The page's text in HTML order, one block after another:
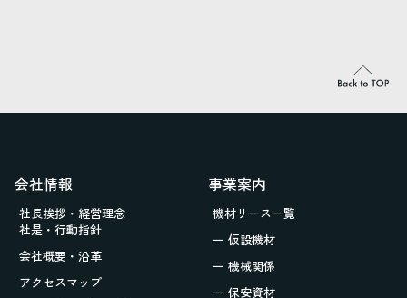
会社情報
社長挨拶・経営理念
社是・行動指針
会社概要・沿革
アクセスマップ
事業案内
機材リース一覧
ー 仮設機材
ー 機械関係
ー 保安資材